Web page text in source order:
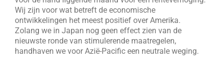
Wij zijn voor wat betreft de economische
ontwikkelingen het meest positief over Amerika.
Zolang we in Japan nog geen effect zien van de
nieuwste ronde van stimulerende maatregelen,
handhaven we voor Azië-Pacific een neutrale weging.